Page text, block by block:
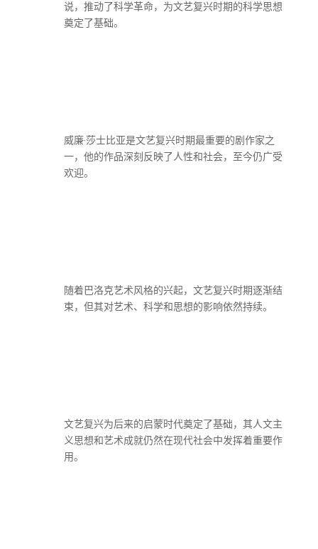
说，推动了科学革命，为文艺复兴时期的科学思想
奠定了基础。
威廉·莎士比亚是文艺复兴时期最重要的剧作家之
一，他的作品深刻反映了人性和社会，至今仍广受
欢迎。
随着巴洛克艺术风格的兴起，文艺复兴时期逐渐结
束，但其对艺术、科学和思想的影响依然持续。
文艺复兴为后来的启蒙时代奠定了基础，其人文主
义思想和艺术成就仍然在现代社会中发挥着重要作
用。